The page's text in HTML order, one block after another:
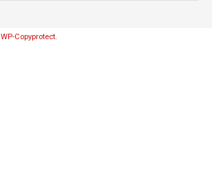
WP-Copyprotect.